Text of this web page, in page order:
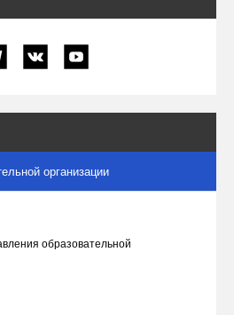
организации
образовательной